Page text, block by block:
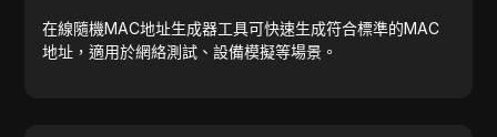
在線隨機MAC地址生成器工具可快速生成符合標準的MAC
地址，適用於網絡測試、設備模擬等場景。